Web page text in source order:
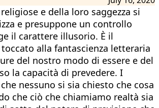
e della loro saggezza si
e presuppone un controllo
il carattere illusorio. È il
alla fantascienza letteraria
del nostro modo di essere e del
la capacità di prevedere. I
nessuno si sia chiesto che cosa
che ciò che chiamiamo realtà sia